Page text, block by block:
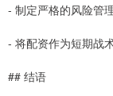
- 制定严格的风险管
- 将配资作为短期战
## 结语